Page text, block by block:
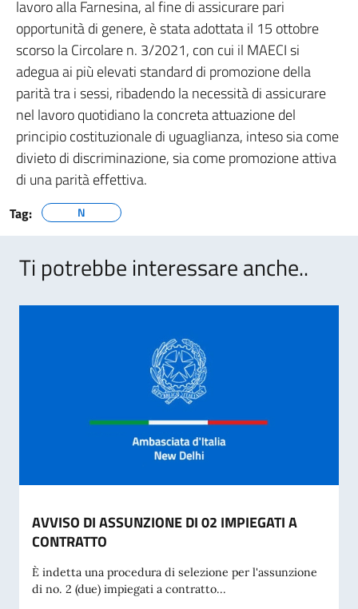
lavoro alla Farnesina, al fine di assicurare pari
opportunità di genere, è stata adottata il 15 ottobre
scorso la Circolare n. 3/2021, con cui il MAECI si
adegua ai più elevati standard di promozione della
parità tra i sessi, ribadendo la necessità di assicurare
nel lavoro quotidiano la concreta attuazione del
principio costituzionale di uguaglianza, inteso sia come
divieto di discriminazione, sia come promozione attiva
di una parità effettiva.
Tag: N
Ti potrebbe interessare anche..
AVVISO DI ASSUNZIONE DI 02 IMPIEGATI A
CONTRATTO
È indetta una procedura di selezione per l'assunzione
di no. 2 (due) impiegati a contratto...